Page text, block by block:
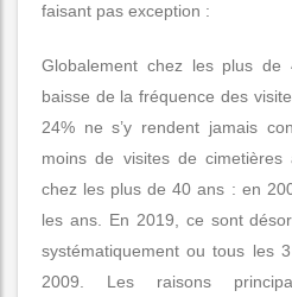
faisant pas exception :
Globalement chez les plus
baisse de la fréquence des
24% ne s’y rendent jamais
moins de visites de cimetières
chez les plus de 40 ans : en
les ans. En 2019, ce sont
systématiquement ou tous les
2009. Les raisons